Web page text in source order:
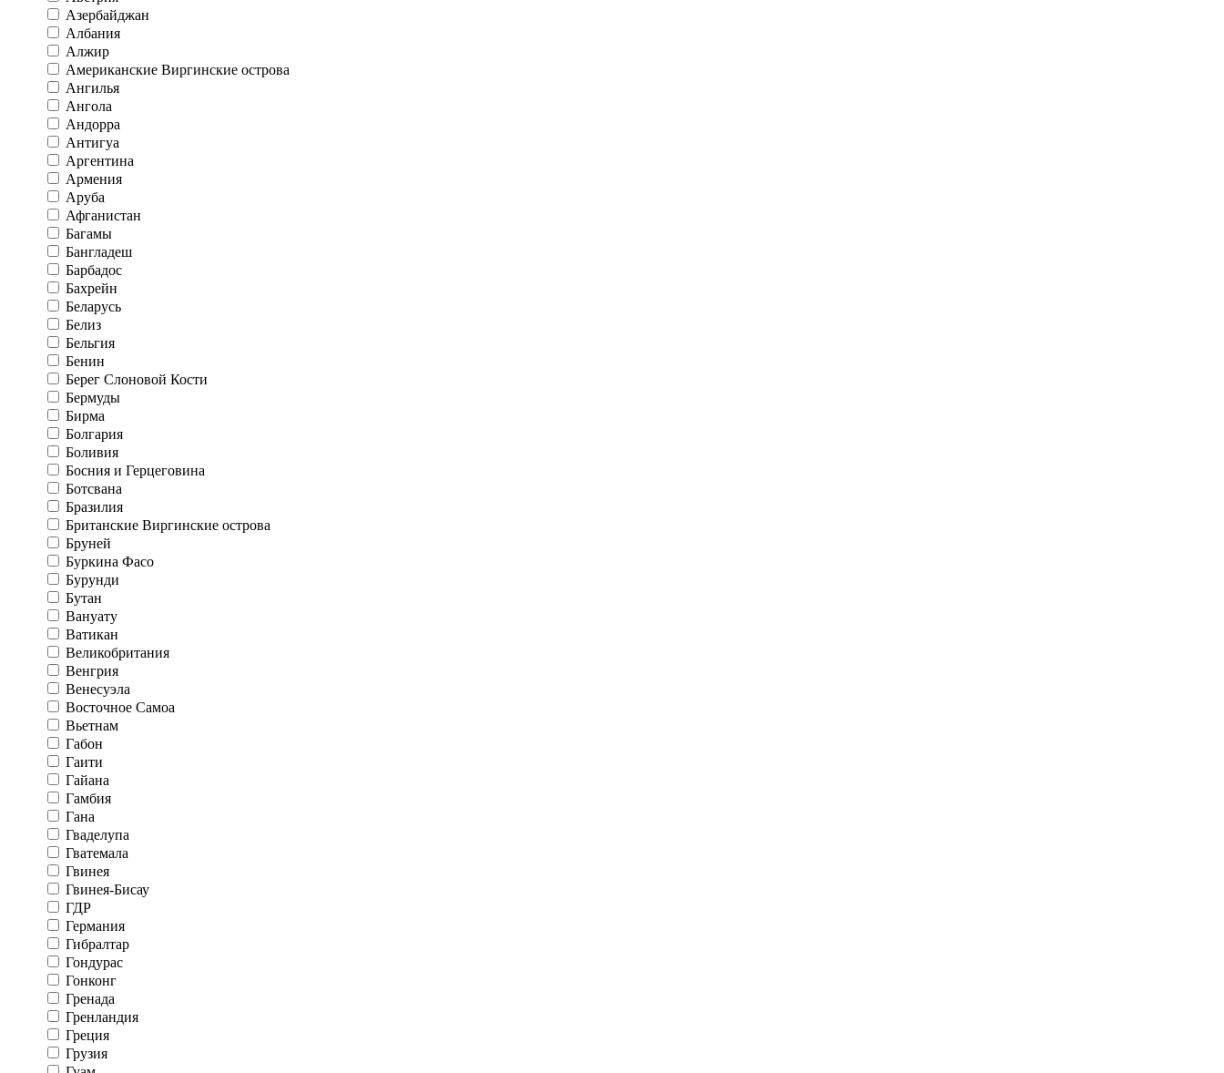
Азербайджан
Албания
Алжир
Американские Виргинские острова
Ангилья
Ангола
Андорра
Антигуа
Аргентина
Армения
Аруба
Афганистан
Багамы
Бангладеш
Барбадос
Бахрейн
Беларусь
Белиз
Бельгия
Бенин
Берег Слоновой Кости
Бермуды
Бирма
Болгария
Боливия
Босния и Герцеговина
Ботсвана
Бразилия
Британские Виргинские острова
Бруней
Буркина Фасо
Бурунди
Бутан
Вануату
Ватикан
Великобритания
Венгрия
Венесуэла
Восточное Самоа
Вьетнам
Габон
Гаити
Гайана
Гамбия
Гана
Гваделупа
Гватемала
Гвинея
Гвинея-Бисау
ГДР
Германия
Гибралтар
Гондурас
Гонконг
Гренада
Гренландия
Греция
Грузия